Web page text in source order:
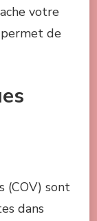
votre
de
(COV) sont
dans